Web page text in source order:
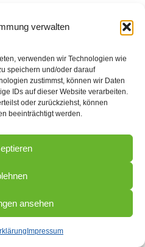
verwalten
verwenden wir Technologien wie
speichern und/oder darauf
zustimmst, können wir Daten
IDs auf dieser Website verarbeiten.
oder zurückziehst, können
beeinträchtigt werden.
ansehen
Impressum
gefördert. Darüber